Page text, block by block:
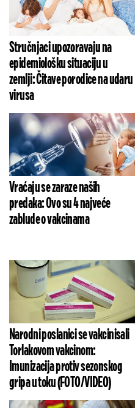
Stručnjaci upozoravaju na
epidemiološku situaciju u
zemlji: Čitave porodice na udaru
virusa
Vraćaju se zaraze naših
predaka: Ovo su 4 najveće
zablude o vakcinama
Narodni poslanici se vakcinisali
Torlakovom vakcinom:
Imunizacija protiv sezonskog
gripa u toku (FOTO/VIDEO)